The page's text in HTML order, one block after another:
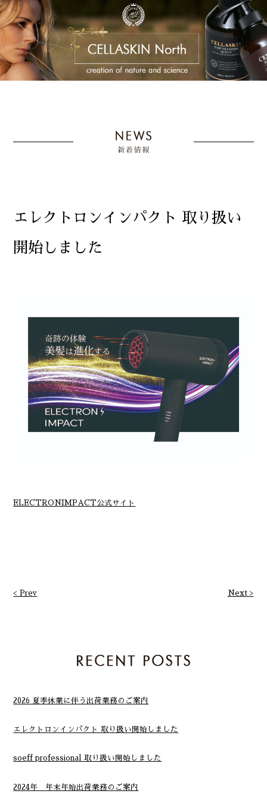
エレクトロンインパクト 取り扱い
開始しました
ELECTRONIMPACT公式サイト
< Prev Next >
2026 夏季休業に伴う出荷業務のご案内
エレクトロンインパクト 取り扱い開始しました
soeff professional 取り扱い開始しました
2024年 年末年始出荷業務のご案内